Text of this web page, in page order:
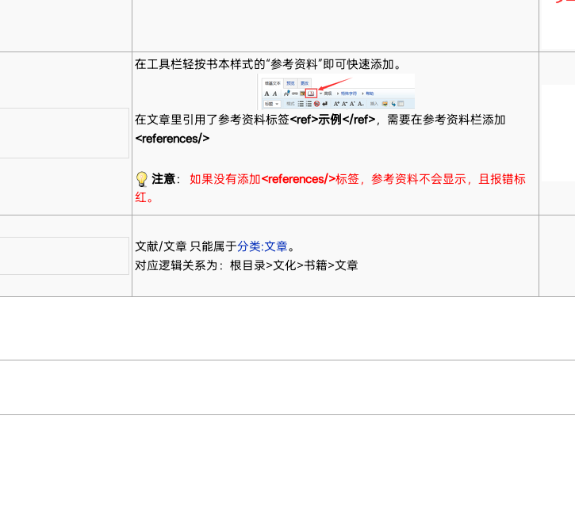
在工具栏轻按书本样式的“参考资料”即可快速添加。
在文章里引用了参考资料标签<ref>示例</ref>，需要在参考资料栏添加
<references/>
注意： 如果没有添加<references/>标签，参考资料不会显示，且报错标
红。
文献/文章 只能属于分类:文章。
对应逻辑关系为：根目录>文化>书籍>文章